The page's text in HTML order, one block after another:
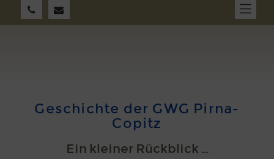
Geschichte der GWG Pirna-
Copitz
Ein kleiner Rückblick ...